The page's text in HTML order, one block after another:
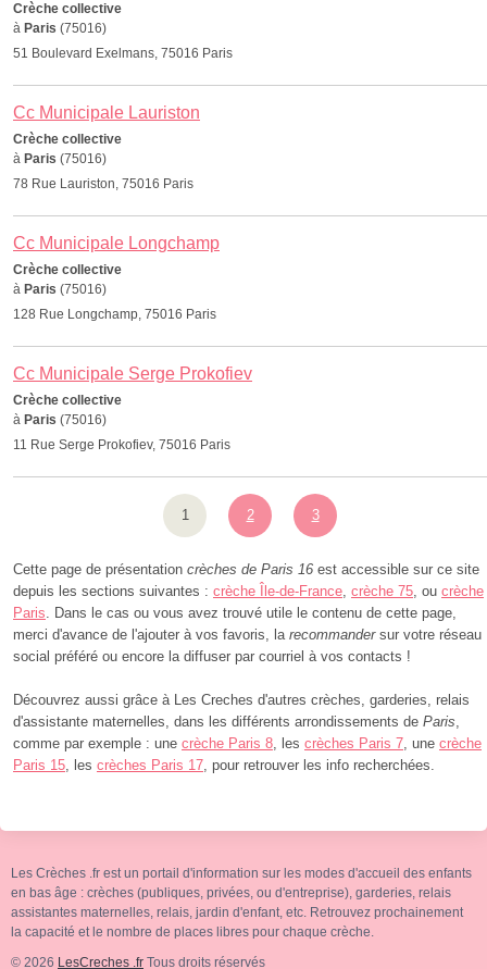
Crèche collective
à Paris (75016)
51 Boulevard Exelmans, 75016 Paris
Cc Municipale Lauriston
Crèche collective
à Paris (75016)
78 Rue Lauriston, 75016 Paris
Cc Municipale Longchamp
Crèche collective
à Paris (75016)
128 Rue Longchamp, 75016 Paris
Cc Municipale Serge Prokofiev
Crèche collective
à Paris (75016)
11 Rue Serge Prokofiev, 75016 Paris
1 2 3
Cette page de présentation crèches de Paris 16 est accessible sur ce site
depuis les sections suivantes : crèche Île-de-France, crèche 75, ou crèche
Paris. Dans le cas ou vous avez trouvé utile le contenu de cette page,
merci d'avance de l'ajouter à vos favoris, la recommandersur votre réseau
social préféré ou encore la diffuser par courriel à vos contacts !
Découvrez aussi grâce à Les Creches d'autres crèches, garderies, relais
d'assistante maternelles, dans les différents arrondissements de Paris,
comme par exemple : une crèche Paris 8, les crèches Paris 7, une crèche
Paris 15, les crèches Paris 17, pour retrouver les info recherchées.
Les Crèches .fr est un portail d'information sur les modes d'accueil des enfants
en bas âge : crèches (publiques, privées, ou d'entreprise), garderies, relais
assistantes maternelles, relais, jardin d'enfant, etc. Retrouvez prochainement
la capacité et le nombre de places libres pour chaque crèche.
© 2026 LesCreches .fr Tous droits réservés